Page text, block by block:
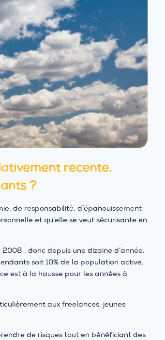
récente,
?
de responsabilité, d’épanouissement
et qu’elle se veut sécurisante en
, donc depuis une dizaine d’année.
soit 10% de la population active.
est à la hausse pour les années à
aux freelances, jeunes
de risques tout en bénéficiant des